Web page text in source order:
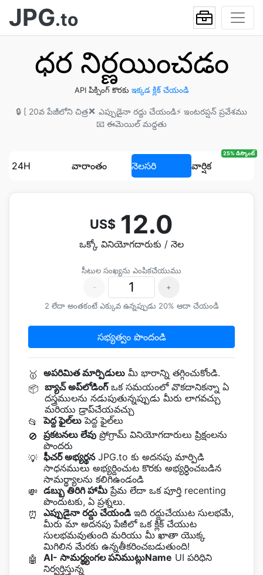
JPG.to
ధర నిర్ణయించడం
API పిక్సింగ్ కొరకు ఇక్కడ క్లిక్ చేయండి
🔒 [ 20వ పేజీలోని చిత్ర❌ ఎప్పుడైనా రద్దు చేయండి⚡ ఇంటరప్షన్ ప్రవేశము
📧 ఈమెయిల్ మద్దతు
24H వారాంతం నెలసరి వార్షిక
25% డిస్కౌంట్
US$ 12.0
ఒక్కో వినియోగదారుకు / నెల
సీటుల సంఖ్యను ఎంపికచేయుము
-
+
2 లేదా అంతకంటే ఎక్కువ ఉన్నప్పుడు 20% ఆదా చేయండి
సభ్యత్వం పొందండి
🥇 అపరిమిత మార్పిడులు మీ భారాన్ని తగ్గించుకోండి.
📦 బ్యాచ్ అప్‌లోడింగ్ఒక సమయంలో వొకదానికన్నా ఏ
దస్త్రములను నడుపుతున్నప్పుడు మీరు లాగవచ్చు
మరియు డ్రాప్‌చేయవచ్చు
📂
పెద్ద ఫైల్‌లు పెద్ద ఫైల్‌లు
🚫 ప్రకటనలు లేవు ప్రోగ్రామ్ వినియోగదారులు ప్రిక్షంలను
పొందరు
💡 ఫీచర్ అభ్యర్థనJPG.to కు అదనపు మార్పిడి
సాధనములు అభ్యర్దించుట కొరకు అభ్యర్ధించబడిన
సామర్థ్యాలను కలిగిఉండండి
💸 డబ్బు తిరిగి హామీ ప్రేమ లేదా ఒక పూర్తి recenting
పొందుటకు, ఏ ప్రశ్నలు.
⏰
ఎప్పుడైనా రద్దు చేయండి ఇది రద్దుచేయుట సులభమే,
మీరు మా అదనపు పేజీలో ఒక క్లిక్ చేయుట
సులభమవుతుంది మరియు మీ ఖాతా యొక్క
మిగిలిన మేరకు ఉన్నతీకరించబడుతుంది!
🤖
AI- సామర్థ్యంగల పనిముట్లుName UI పరిధిని
నిర్వర్తిస్తున్న